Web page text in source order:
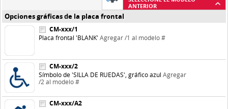
ANTERIOR
Opciones gráficas de la placa frontal
CM-xxx/1
Placa frontal 'BLANK' Agregar /1 al modelo #
CM-xxx/2
Símbolo de 'SILLA DE RUEDAS', gráfico azul Agregar
/2 al modelo #
CM-xxx/A2